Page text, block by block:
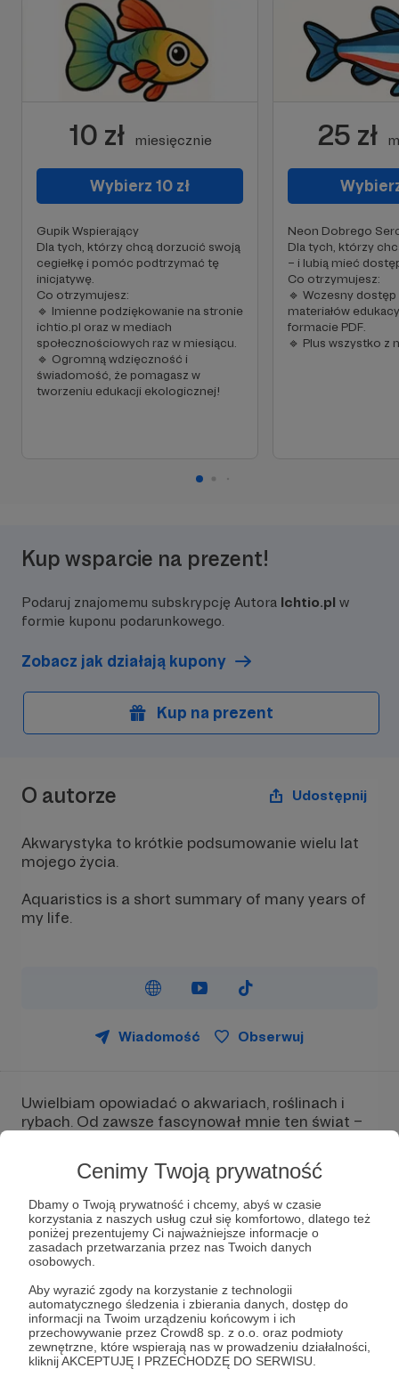
Cenimy Twoją prywatność
Dbamy o Twoją prywatność i chcemy, abyś w czasie
korzystania z naszych usług czuł się komfortowo, dlatego też
poniżej prezentujemy Ci najważniejsze informacje o
zasadach przetwarzania przez nas Twoich danych
osobowych.
Aby wyrazić zgody na korzystanie z technologii
automatycznego śledzenia i zbierania danych, dostęp do
informacji na Twoim urządzeniu końcowym i ich
przechowywanie przez Crowd8 sp. z o.o. oraz podmioty
zewnętrzne, które wspierają nas w prowadzeniu działalności,
kliknij AKCEPTUJĘ I PRZECHODZĘ DO SERWISU.
10 zł miesięcznie
Wybierz 10 zł
Gupik Wspierający
Dla tych, którzy chcą dorzucić swoją
cegiełkę i pomóc podtrzymać tę
inicjatywę.
Co otrzymujesz:
🔹 Imienne podziękowanie na stronie
ichtio.pl oraz w mediach
społecznościowych raz w miesiącu.
🔹 Ogromną wdzięczność i
świadomość, że pomagasz w
tworzeniu edukacji ekologicznej!
25 zł
Neon Dobrego
Dla tych, którzy
– i lubią mieć
Co otrzymujesz:
🔹 Wczesny dostęp
materiałów
formacie PDF.
🔹 Plus wszystko z
Kup wsparcie na prezent!
Podaruj znajomemu subskrypcję Autora Ichtio.pl w
formie kuponu podarunkowego.
Zobacz jak działają kupony
Kup na prezent
O autorze Udostępnij
Akwarystyka to krótkie podsumowanie wielu lat
mojego życia.
Aquaristics is a short summary of many years of
my life.
Wiadomość Obserwuj
Uwielbiam opowiadać o akwariach, roślinach i
rybach. Od zawsze fascynował mnie ten świat –
zbierałam wiedzę, prowadziłam akwaria i
dzieliłam się tą pasją z innymi akwarystami. Ale
marzy mi się coś więcej.
Nie chcę być ekspertem ani autorytetem. Chcę
być osobą, która każdego dnia uczy się czegoś
nowego – z dziećmi, z nauczycielami, z Tobą. Bo
prawdziwa nauka zaczyna się od ciekawości, a nie
od gotowych odpowiedzi.
Zaczęłam prowadzić darmowe zajęcia
akwarystyczne w szkołach, bo wierzę, że
akwarystyka może być dla dzieci czymś więcej niż